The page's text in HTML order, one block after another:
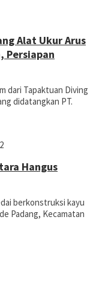
Alat Ukur Arus
Persiapan
dari Tapaktuan Diving
didatangkan PT.
Hangus
berkonstruksi kayu
Padang, Kecamatan